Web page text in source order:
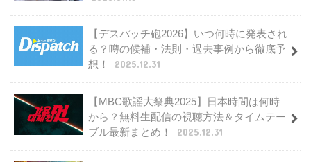
【デスパッチ砲2026】いつ何時に発表され
る？噂の候補・法則・過去事例から徹底予
想！
2025.12.31
【MBC歌謡大祭典2025】日本時間は何時
から？無料生配信の視聴方法＆タイムテー
ブル最新まとめ！
2025.12.31